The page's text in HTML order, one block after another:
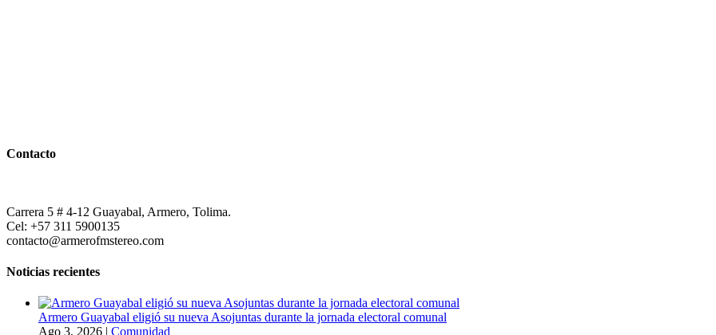
Contacto
Carrera 5 # 4-12 Guayabal, Armero, Tolima.
Cel: +57 311 5900135
contacto@armerofmstereo.com
Noticias recientes
Armero Guayabal eligió su nueva Asojuntas durante la jornada electoral comunal
Ago 3, 2026 | Comunidad